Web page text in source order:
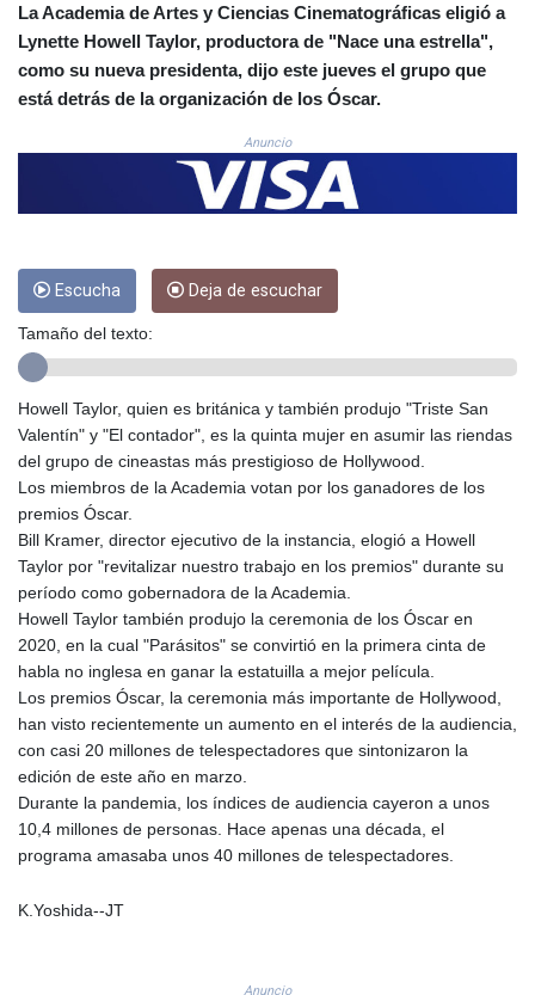
CUP 30.637594
CVE 110.26363
CZK 24.258158
DJF 205.267449
DOP 67.289164
DZD 152.967099
EGP 57.380687
FJD 2.553384
FKP 0.8566
GHS 13.526832
GIP 0.8566
GMD 84.980421
GNF
GTQ 8.794891
GYD 241.157003
HKD 9.066767
HNL 30.895616
HRK 7.536622
HTG 150.718127
HUF 363.096405
IDR
20580.370421
IMP 0.8566
INR 110.076256
IQD
La Academia de Artes y Ciencias Cinematográficas eligió a
Lynette Howell Taylor, productora de "Nace una estrella",
como su nueva presidenta, dijo este jueves el grupo que
está detrás de la organización de los Óscar.
Anuncio
Escucha Deja de escuchar
Tamaño del texto:
Howell Taylor, quien es británica y también produjo "Triste San
Valentín" y "El contador", es la quinta mujer en asumir las riendas
del grupo de cineastas más prestigioso de Hollywood.
Los miembros de la Academia votan por los ganadores de los
premios Óscar.
Bill Kramer, director ejecutivo de la instancia, elogió a Howell
Taylor por "revitalizar nuestro trabajo en los premios" durante su
período como gobernadora de la Academia.
Howell Taylor también produjo la ceremonia de los Óscar en
2020, en la cual "Parásitos" se convirtió en la primera cinta de
habla no inglesa en ganar la estatuilla a mejor película.
Los premios Óscar, la ceremonia más importante de Hollywood,
han visto recientemente un aumento en el interés de la audiencia,
con casi 20 millones de telespectadores que sintonizaron la
edición de este año en marzo.
Durante la pandemia, los índices de audiencia cayeron a unos
10,4 millones de personas. Hace apenas una década, el
programa amasaba unos 40 millones de telespectadores.
K.Yoshida--JT
Anuncio